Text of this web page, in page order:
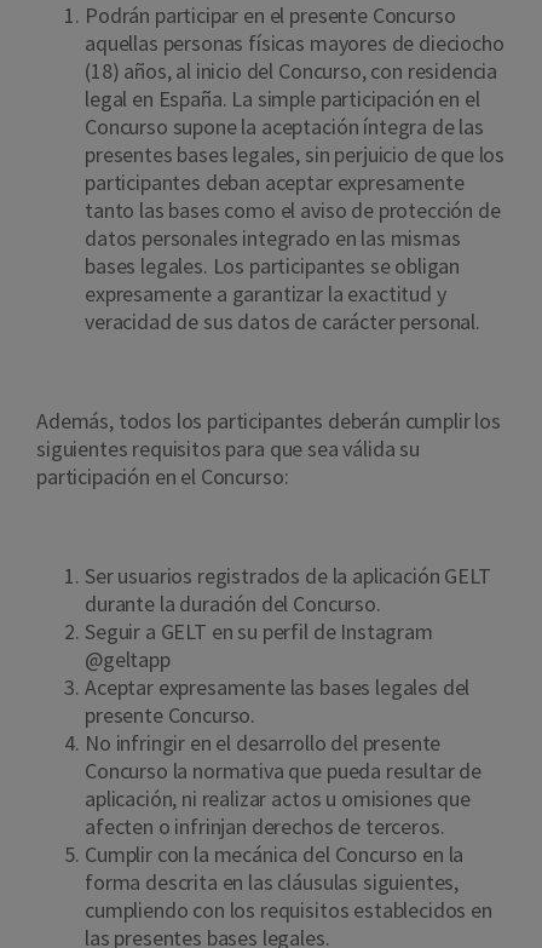
Podrán participar en el presente Concurso
aquellas personas físicas mayores de dieciocho
(18) años, al inicio del Concurso,con residencia
legal en España. La simple participación en el
Concurso supone la aceptación íntegra de las
presentes bases legales, sin perjuicio de que los
participantes deban aceptar expresamente
tanto las bases como el aviso de protección de
datos personales integrado en las mismas
bases legales. Los participantes se obligan
expresamente a garantizar la exactitud y
veracidad de sus datos de carácter personal.
Además, todos los participantes deberán cumplir los
siguientes requisitos para que sea válida su
participación en el Concurso:
Ser usuarios registrados de la aplicación GELT
durante la duración del Concurso.
Seguir a GELT en su perfil de Instagram
@geltapp
Aceptar expresamente las bases legales del
presente Concurso.
No infringir en el desarrollo del presente
Concurso la normativa que pueda resultar de
aplicación, ni realizar actos u omisiones que
afecten o infrinjan derechos de terceros.
Cumplir con la mecánica del Concurso en la
forma descrita en las cláusulas siguientes,
cumpliendo con los requisitos establecidos en
las presentes bases legales.